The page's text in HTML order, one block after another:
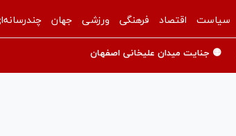
سیاست اقتصاد فرهنگی ورزشی جهان
🟡 جنایت میدان علیخانی اصفهان